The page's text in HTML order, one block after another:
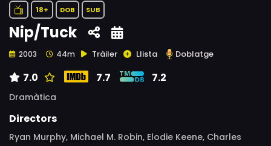
18+ DOB SUB
Nip/Tuck
2003 44m Tràiler Llista Doblatge
7.0 7.7 7.2
Dramàtica
Directors
Ryan Murphy, Michael M. Robin, Elodie Keene, Charles